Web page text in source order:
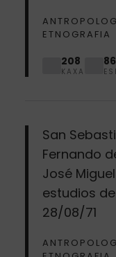
ETNOGRAFIA
208
KAXA
86
San
Fernando
José
estudios
28/08/71